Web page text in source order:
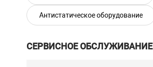
Антистатическое оборудование
СЕРВИСНОЕ ОБСЛУЖИВАНИЕ